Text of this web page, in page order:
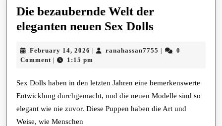
Die bezaubernde Welt der
eleganten neuen Sex Dolls
Welt
eleganten
neuen
Sex
February 14, 2026 February
14,
| ranahassan7755 ranahassan7755
|
0
Comment | 1:15 pm
Sex Dolls haben in den letzten Jahren eine bemerkenswerte
Entwicklung durchgemacht, und die neuen Modelle sind so
elegant wie nie zuvor. Diese Puppen haben die Art und
Weise, wie Menschen